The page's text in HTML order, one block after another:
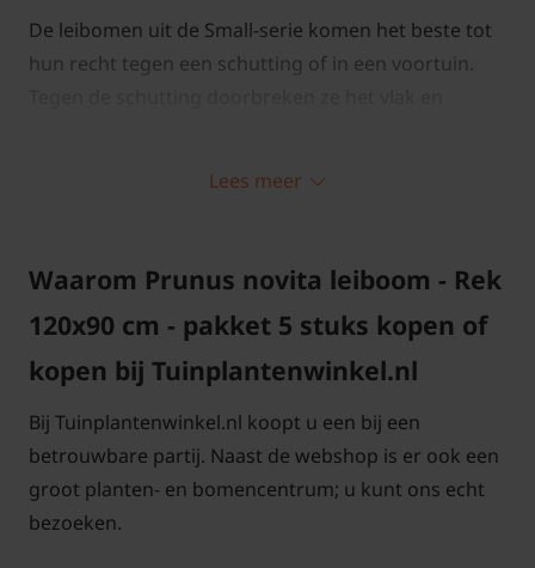
De leibomen uit de Small-serie komen het beste tot
hun recht tegen een schutting of in een voortuin.
aanplanten of meerdere bomen aan elkaar
koppelen zodat u een groter scherm krijgt, om de
bomen te koppelen zitten er in dit pakket alle
benodigdheden om de bomen te planten en aan
Lees meer
Waarom Prunus novita leiboom - Rek
120x90 cm - pakket 5 stuks kopen of
kopen bij Tuinplantenwinkel.nl
Bij Tuinplantenwinkel.nl koopt u een bij een
betrouwbare partij. Naast de webshop is er ook een
groot planten- en bomencentrum; u kunt ons echt
bezoeken.